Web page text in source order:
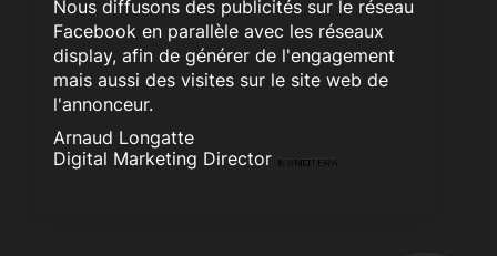
Nous diffusons des publicités sur le réseau
Facebook en parallèle avec les réseaux
display, afin de générer de l'engagement
mais aussi des visites sur le site web de
l'annonceur.
Arnaud Longatte
Digital Marketing Director